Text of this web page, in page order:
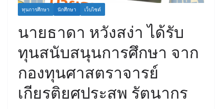
ทุนการศึกษา นักศึกษา เว็บไซต์
นายธาดา หวังสง่า ได้รับ
ทุนสนับสนุนการศึกษา จาก
กองทุนศาสตราจารย์
เกียรติยศประสพ รัตนากร